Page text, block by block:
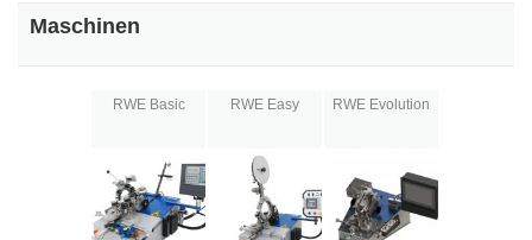
Maschinen
RWE Basic RWE Easy RWE Evolution